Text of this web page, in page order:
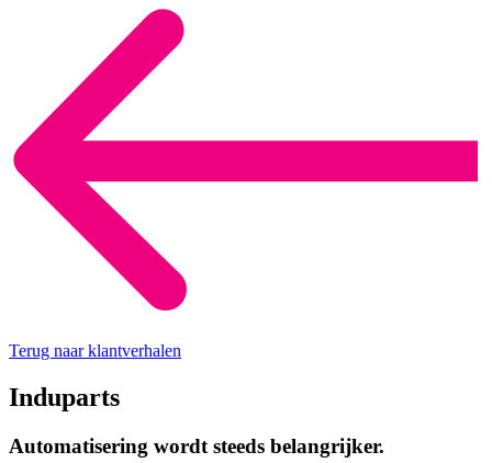
Terug naar klantverhalen
Induparts
Automatisering wordt steeds belangrijker.